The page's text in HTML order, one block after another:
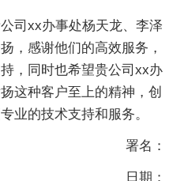
司xx办事处杨天龙、李泽
，感谢他们的高效服务，
，同时也希望贵公司xx办
这种客户至上的精神，创
业的技术支持和服务。
署名：
日期：